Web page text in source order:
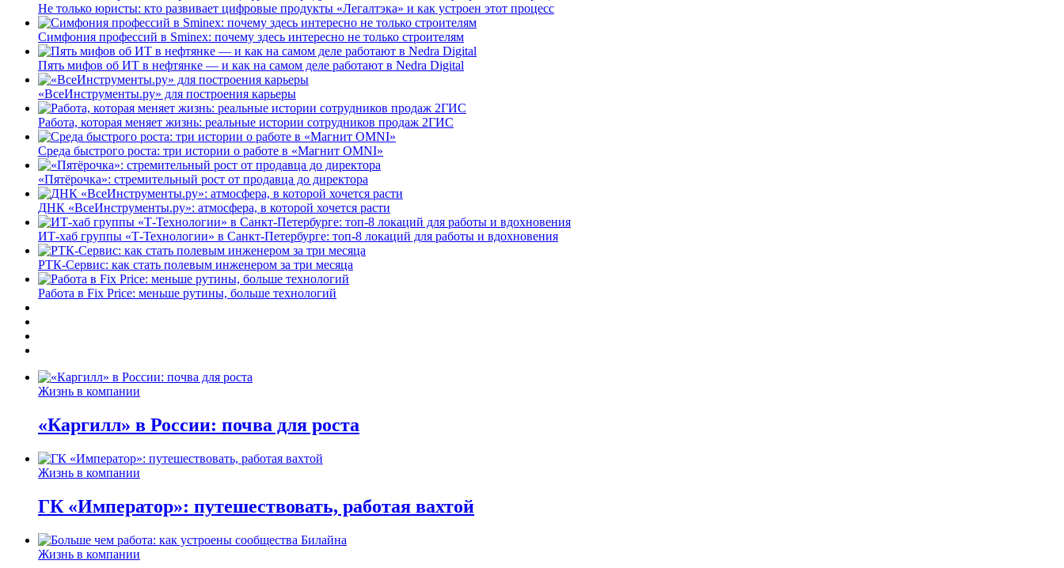
Не только юристы: кто развивает цифровые продукты «Легалтэка» и как устроен этот процесс
Симфония профессий в Sminex: почему здесь интересно не только строителям
Пять мифов об ИТ в нефтянке — и как на самом деле работают в Nedra Digital
«ВсеИнструменты.ру» для построения карьеры
Работа, которая меняет жизнь: реальные истории сотрудников продаж 2ГИС
Среда быстрого роста: три истории о работе в «Магнит OMNI»
«Пятёрочка»: стремительный рост от продавца до директора
ДНК «ВсеИнструменты.ру»: атмосфера, в которой хочется расти
ИТ-хаб группы «Т-Технологии» в Санкт-Петербурге: топ-8 локаций для работы и вдохновения
РТК-Сервис: как стать полевым инженером за три месяца
Работа в Fix Price: меньше рутины, больше технологий
Жизнь в компании
«Каргилл» в России: почва для роста
Жизнь в компании
ГК «Император»: путешествовать, работая вахтой
Жизнь в компании